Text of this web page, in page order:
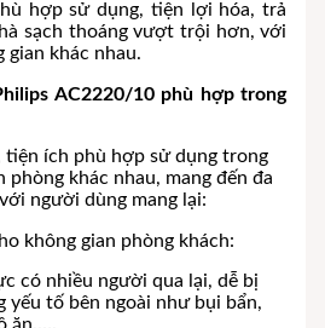
hợp sử dụng, tiện lợi hóa, trả
sạch thoáng vượt trội hơn, với
gian khác nhau.
AC2220/10 phù hợp trong
tiện ích phù hợp sử dụng trong
phòng khác nhau, mang đến đa
người dùng mang lại:
không gian phòng khách:
có nhiều người qua lại, dễ bị
yếu tố bên ngoài như bụi bẩn,